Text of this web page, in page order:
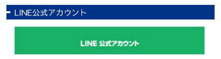
LINE公式アカウント